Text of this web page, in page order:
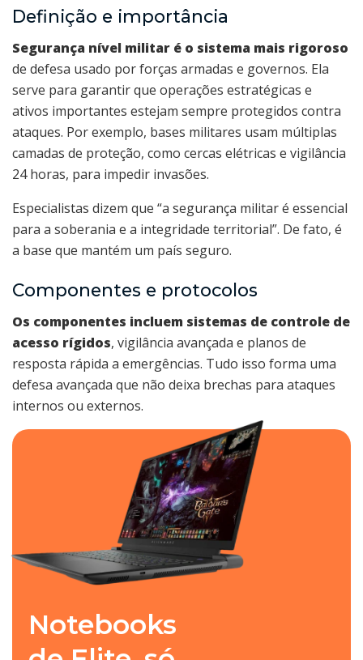
Definição e importância
Segurança nível militar é o sistema mais rigoroso
de defesa usado por forças armadas e governos. Ela
serve para garantir que operações estratégicas e
ativos importantes estejam sempre protegidos contra
ataques. Por exemplo, bases militares usam múltiplas
camadas de proteção, como cercas elétricas e vigilância
24 horas, para impedir invasões.
Especialistas dizem que “a segurança militar é essencial
para a soberania e a integridade territorial”. De fato, é
a base que mantém um país seguro.
Componentes e protocolos
Os componentes incluem sistemas de controle de
acesso rígidos, vigilância avançada e planos de
resposta rápida a emergências. Tudo isso forma uma
defesa avançada que não deixa brechas para ataques
internos ou externos.
Notebooks